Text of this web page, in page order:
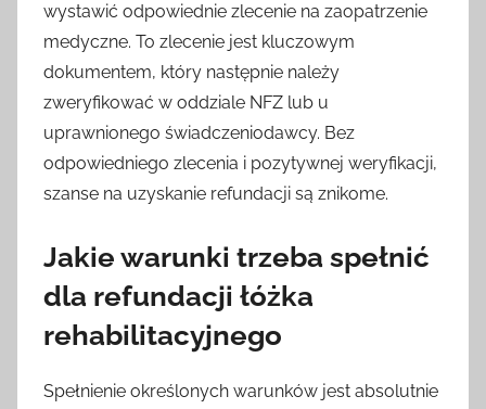
wystawić odpowiednie zlecenie na zaopatrzenie
medyczne. To zlecenie jest kluczowym
dokumentem, który następnie należy
zweryfikować w oddziale NFZ lub u
uprawnionego świadczeniodawcy. Bez
odpowiedniego zlecenia i pozytywnej weryfikacji,
szanse na uzyskanie refundacji są znikome.
Jakie warunki trzeba spełnić
dla refundacji łóżka
rehabilitacyjnego
Spełnienie określonych warunków jest absolutnie